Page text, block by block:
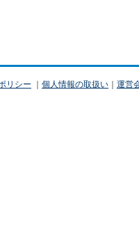
リシー ｜ 個人情報の取扱い ｜ 運営